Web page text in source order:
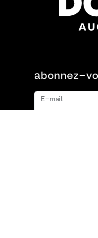
abonnez-
E-mail